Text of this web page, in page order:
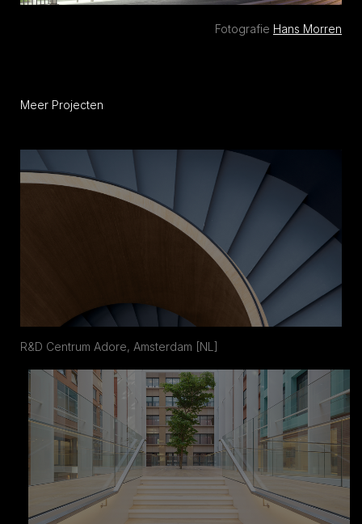
Fotografie Hans Morren
Meer Projecten
R&D Centrum Adore, Amsterdam [NL]